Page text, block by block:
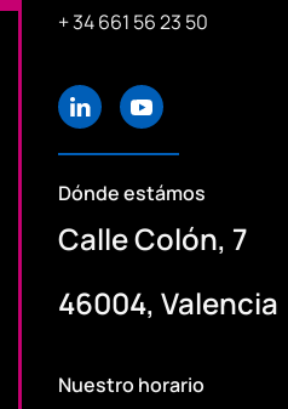
+ 34 661 56 23 50
Dónde estámos
Calle Colón, 7
46004, Valencia
Nuestro horario